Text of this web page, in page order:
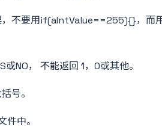
，不要用if(aIntValue==255){}，
NO， 不能返回 1，0或其他。
号。
中。